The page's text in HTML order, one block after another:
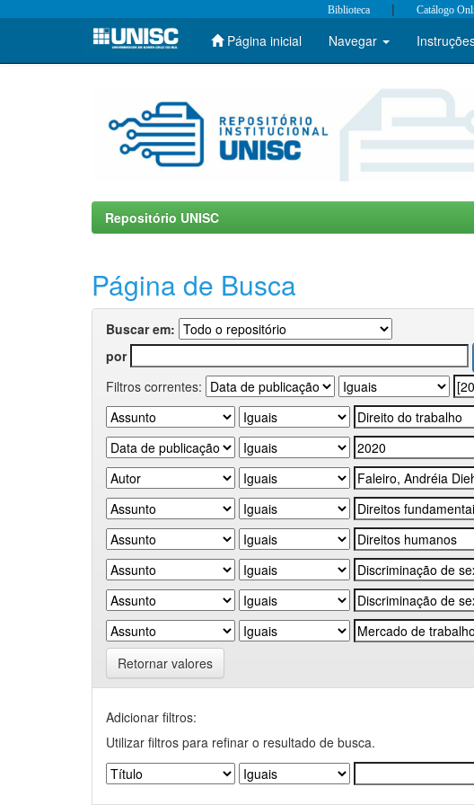
Skip
Biblioteca | Catálogo
Página inicial Navegar
Repositório UNISC
Página de Busca
Buscar em:
por
Filtros correntes:
Retornar valores
Adicionar filtros:
Utilizar filtros para refinar o resultado de busca.